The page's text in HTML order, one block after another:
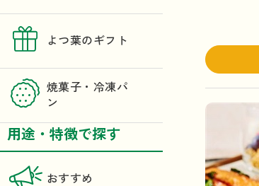
よつ葉のギフト
焼菓子・冷凍パ
ン
用途・特徴で探す
おすすめ